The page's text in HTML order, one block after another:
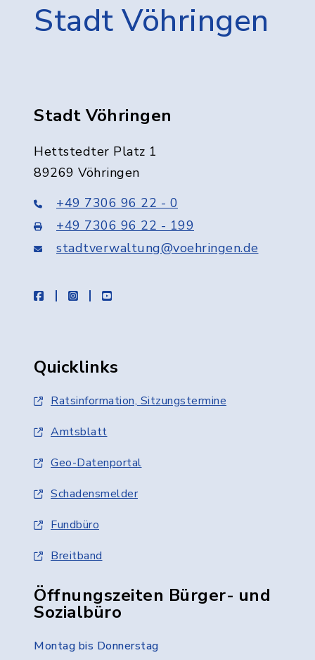
Stadt Vöhringen
Stadt Vöhringen
Hettstedter Platz 1
89269 Vöhringen
+49 7306 96 22 - 0
+49 7306 96 22 - 199
stadtverwaltung@voehringen.de
facebookinstagramyoutube
Quicklinks
Ratsinformation, Sitzungstermine
Amtsblatt
Geo-Datenportal
Schadensmelder
Fundbüro
Breitband
Öffnungszeiten Bürger- und
Sozialbüro
Montag bis Donnerstag